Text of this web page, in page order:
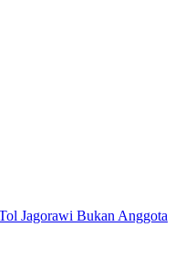
Jagorawi Bukan Anggota